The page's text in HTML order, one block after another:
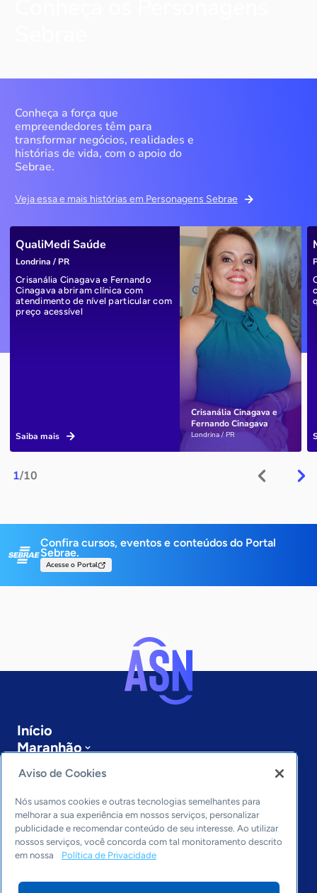
Conheça a força que
empreendedores têm para
transformar negócios, realidades e
histórias de vida, com o apoio do
Sebrae.
Veja essa e mais histórias em Personagens Sebrae
1/10
Crisanália Cinagava e
Fernando Cinagava
Londrina / PR
QualiMedi Saúde
Londrina / PR
Crisanália Cinagava e Fernando
Cinagava abriram clínica com
atendimento de nível particular com
preço acessível
Saiba mais
Confira cursos, eventos e conteúdos do Portal
Sebrae.
Acesse o Portal
Início
Maranhão
Sobre a ASN
Últimas notícias
Entre em contato
Editorias
Economia & Política
Inovação & Tecnologia
Cultura empreendedora
Aviso de Cookies
Nós usamos cookies e outras tecnologias semelhantes para
melhorar a sua experiência em nossos serviços, personalizar
publicidade e recomendar conteúdo de seu interesse. Ao utilizar
nossos serviços, você concorda com tal monitoramento descrito
em nossa
Política de Privacidade